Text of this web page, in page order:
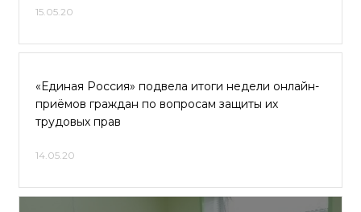
15.05.20
«Единая Россия» подвела итоги недели онлайн-
приёмов граждан по вопросам защиты их
трудовых прав
14.05.20